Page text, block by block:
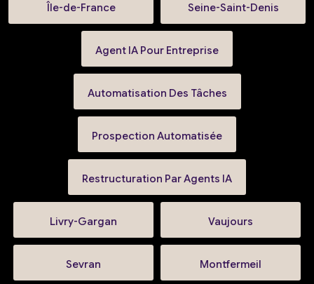
Île-de-France Seine-Saint-Denis
Agent IA Pour Entreprise
Automatisation Des Tâches
Prospection Automatisée
Restructuration Par Agents IA
Livry-Gargan Vaujours
Sevran Montfermeil